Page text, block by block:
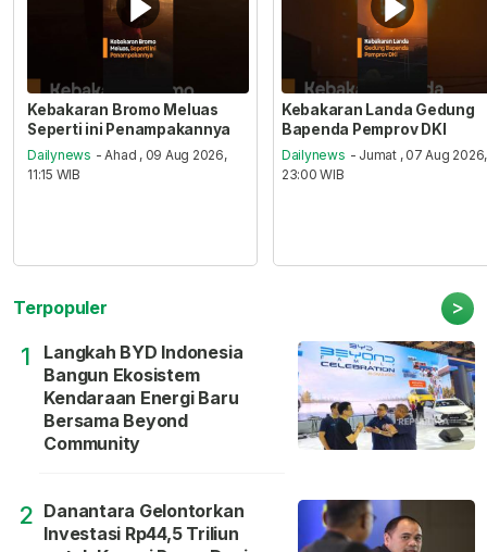
Kebakaran Bromo Meluas
Seperti ini Penampakannya
Dailynews - Ahad , 09 Aug 2026,
11:15 WIB
Kebakaran Landa Gedung
Bapenda Pemprov DKI
Dailynews - Jumat , 07 Aug 2026,
23:00 WIB
Terpopuler >
1
Langkah BYD Indonesia
Bangun Ekosistem
Kendaraan Energi Baru
Bersama Beyond
Community
2 Danantara Gelontorkan
Investasi Rp44,5 Triliun